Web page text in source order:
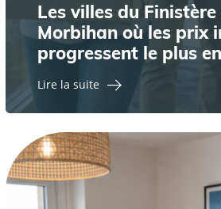
Les villes du
Morbihan où les prix
progressent le plus
Lire la suite